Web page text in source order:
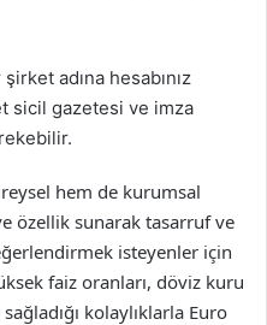
adına hesabınız
sicil gazetesi ve imza
hem de kurumsal
özellik sunarak tasarruf ve
isteyenler için
faiz oranları, döviz kuru
kolaylıklarla Euro